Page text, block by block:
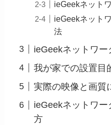
ieGeekネット
ieGeekネット
法
ieGeekネットワ
我が家での設置目
実際の映像と画質
ieGeekネットワ
方